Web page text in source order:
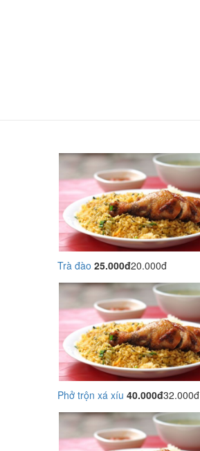
Trà đào 25.000đ20.000đ
Phở trộn xá xíu 40.000đ32.000đ